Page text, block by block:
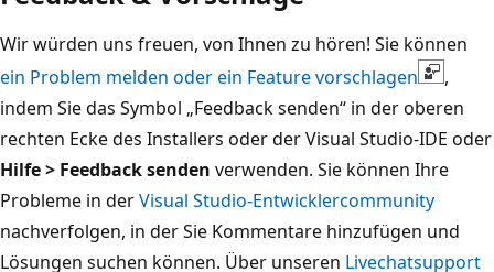
Wir würden uns freuen, von Ihnen zu hören! Sie können
ein Problem melden oder ein Feature vorschlagen
,
indem Sie das Symbol „Feedback senden“ in der oberen
rechten Ecke des Installers oder der Visual Studio-IDE oder
Hilfe > Feedback senden verwenden. Sie können Ihre
Probleme in derVisual Studio-Entwicklercommunity
nachverfolgen, in der Sie Kommentare hinzufügen und
Lösungen suchen können. Über unseren Livechatsupport